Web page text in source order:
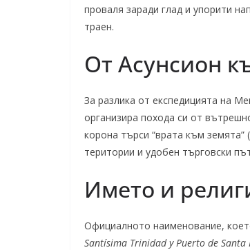
проваля заради глад и упорити
траен.
От Асунсион
За разлика от експедицията на
организира похода си от
корона търси “врата към
територии и удобен търговски
Името и
Официалното наименование,
Santísima Trinidad y Puerto de Santa